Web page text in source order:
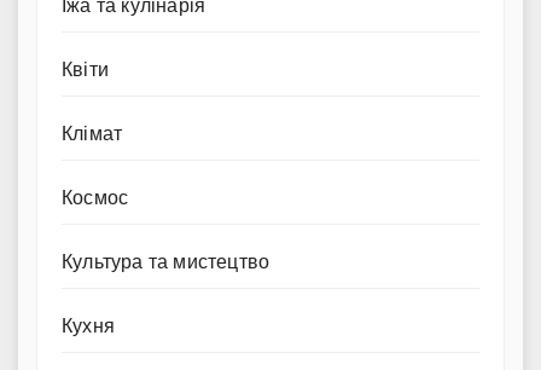
Їжа та кулінарія
Квіти
Клімат
Космос
Культура та мистецтво
Кухня